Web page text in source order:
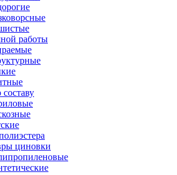
работы
циновки